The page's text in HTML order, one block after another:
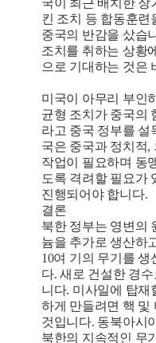
국이 최근 배치한 장
킨 조치 등 합동훈련
중국의 반감을 샀습
조치를 취하는 상황
으로 기대하는 것은
미국이 아무리 부인
균형 조치가 중국의
라고 중국 정부를 설
국은 중국과 정치적,
작업이 필요하며 동
도록 격려할 필요가
진행되어야 합니다.
결론
북한 정부는 영변의
늄을 추가로 생산하
10여 기의 무기를 생
다. 새로 건설한 경
니다. 미사일에 탑재
하게 만들려면 핵 및
것입니다. 동북아시
북한의 지속적인 무